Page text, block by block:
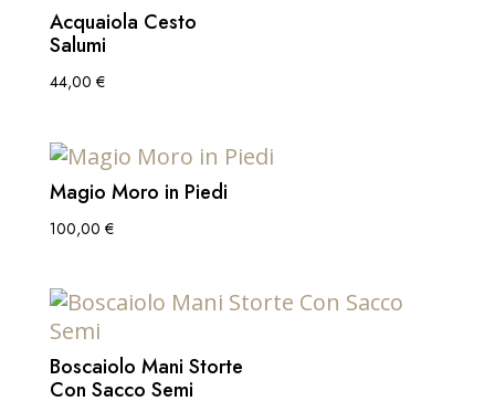
Acquaiola Cesto
Salumi
44,00 €
Magio Moro in Piedi
100,00 €
Boscaiolo Mani Storte
Con Sacco Semi